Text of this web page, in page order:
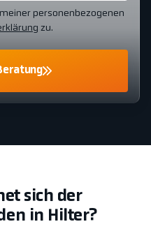
personenbezogenen
zu.
sich der
in Hilter?